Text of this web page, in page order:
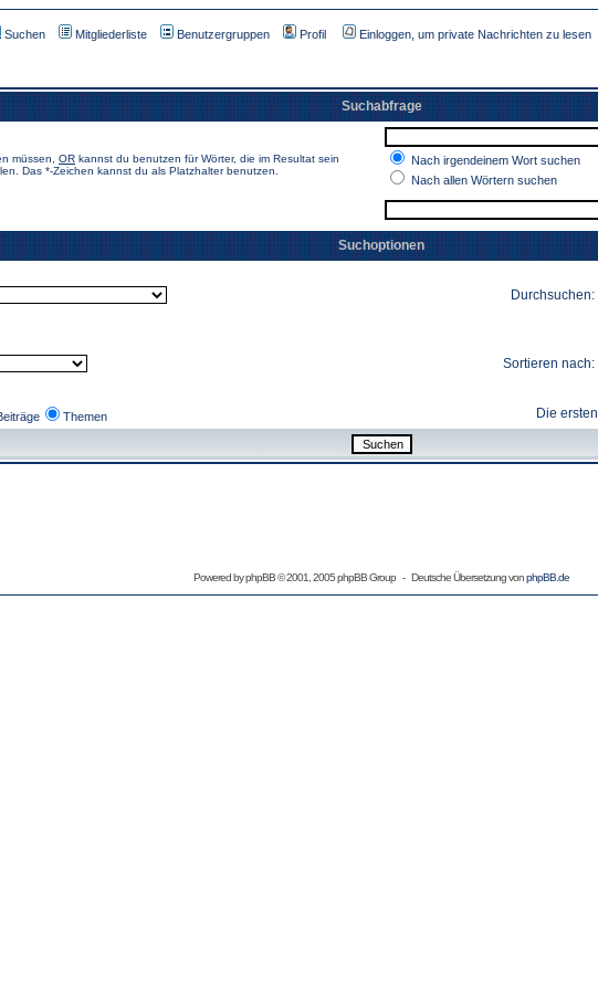
Suchen Mitgliederliste Benutzergruppen Profil Einloggen, um private Nachrichten zu lesen
Suchabfrage
müssen, OR kannst du benutzen für Wörter, die im Resultat sein
Das *-Zeichen kannst du als Platzhalter benutzen.
Nach irgendeinem Wort suchen
Nach allen Wörtern suchen
Suchoptionen
Durchsuchen:
Sortieren nach:
Themen Die ersten
Powered byphpBB© 2001, 2005 phpBB Group - Deutsche Übersetzung vonphpBB.de